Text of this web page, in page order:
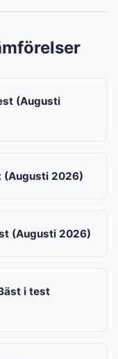
(Augusti
(Augusti 2026)
(Augusti 2026)
i test